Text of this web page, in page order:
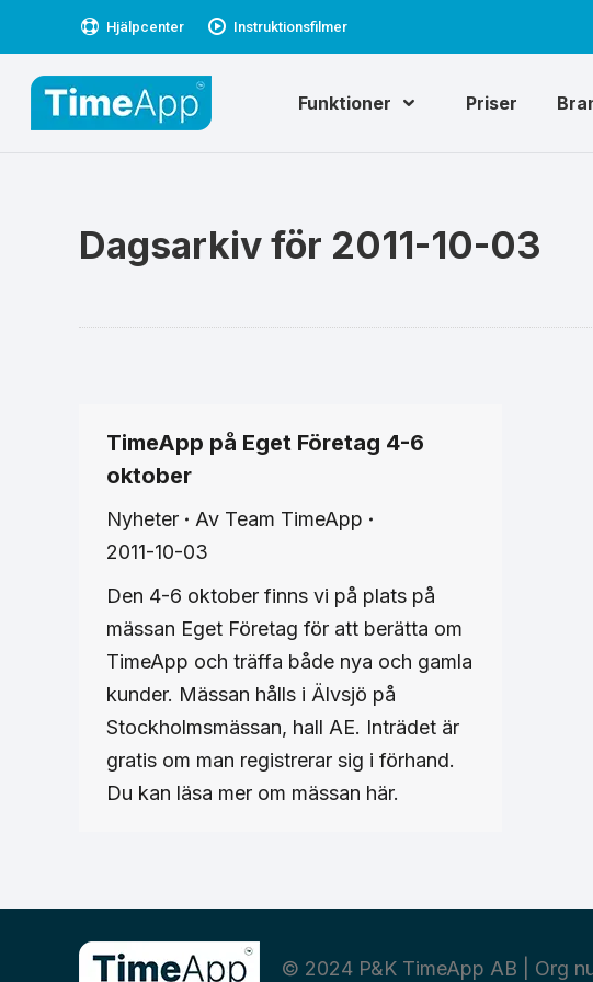
Hjälpcenter Instruktionsfilmer
Funktioner Priser
Dagsarkiv för 2011-10-03
TimeApp på Eget Företag 4-6
oktober
Nyheter Av Team TimeApp
2011-10-03
Den 4-6 oktober finns vi på plats på
mässan Eget Företag för att berätta om
TimeApp och träffa både nya och gamla
kunder. Mässan hålls i Älvsjö på
Stockholmsmässan, hall AE. Inträdet är
gratis om man registrerar sig i förhand.
Du kan läsa mer om mässan här.
© 2024 P&K TimeApp AB | Org